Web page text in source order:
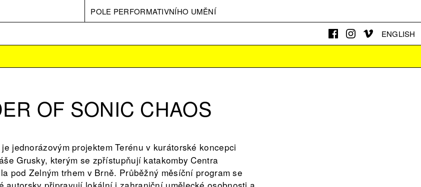
POLE PERFORMATIVNÍHO UMĚNÍ
ENGLISH
OF SONIC CHAOS
je jednorázovým projektem Terénu v kurátorské koncepci
Grusky, kterým se zpřístupňují katakomby Centra
pod Zelným trhem v Brně. Průběžný měsíční program se